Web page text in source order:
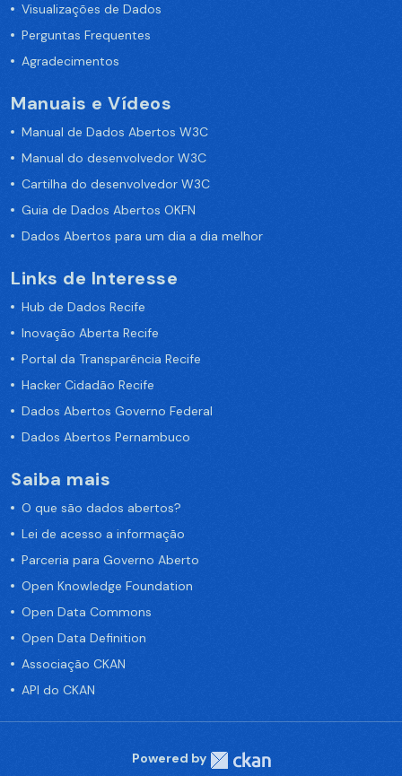
Visualizações de Dados
Perguntas Frequentes
Agradecimentos
Manuais e Vídeos
Manual de Dados Abertos W3C
Manual do desenvolvedor W3C
Cartilha do desenvolvedor W3C
Guia de Dados Abertos OKFN
Dados Abertos para um dia a dia melhor
Links de Interesse
Hub de Dados Recife
Inovação Aberta Recife
Portal da Transparência Recife
Hacker Cidadão Recife
Dados Abertos Governo Federal
Dados Abertos Pernambuco
Saiba mais
O que são dados abertos?
Lei de acesso a informação
Parceria para Governo Aberto
Open Knowledge Foundation
Open Data Commons
Open Data Definition
Associação CKAN
API do CKAN
Powered by